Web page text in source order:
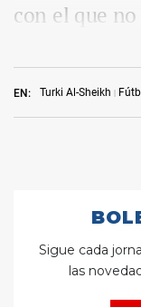
EN: Turki Al-Sheikh
con el que